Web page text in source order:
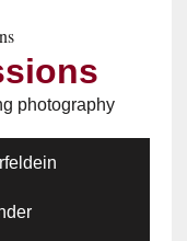
photography